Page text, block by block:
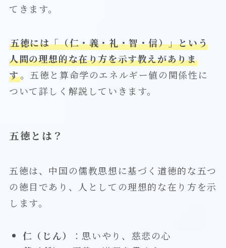
てきます。
五徳には「（仁・義・礼・智・信）」という
人間の理想的な在り方を示す教えがありま
す。五徳と算命学のエネルギー値の関係性に
ついて詳しく解説していきます。
五徳とは？
五徳は、中国の儒教思想に基づく道徳的な五つ
の徳目であり、人としての理想的な在り方を示
します。
仁（じん）
：思いやり、慈悲の心